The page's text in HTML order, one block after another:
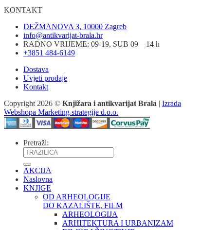
KONTAKT
DEŽMANOVA 3, 10000 Zagreb
info@antikvarijat-brala.hr
RADNO VRIJEME: 09-19, SUB 09 – 14 h
+3851 484-6149
Dostava
Uvjeti prodaje
Kontakt
Copyright 2026 © Knjižara i antikvarijat Brala | Izrada
Webshopa Marketing strategije d.o.o.
Pretraži:
AKCIJA
Naslovna
KNJIGE
OD ARHEOLOGIJE
DO KAZALIŠTE, FILM
ARHEOLOGIJA
ARHITEKTURA I URBANIZAM